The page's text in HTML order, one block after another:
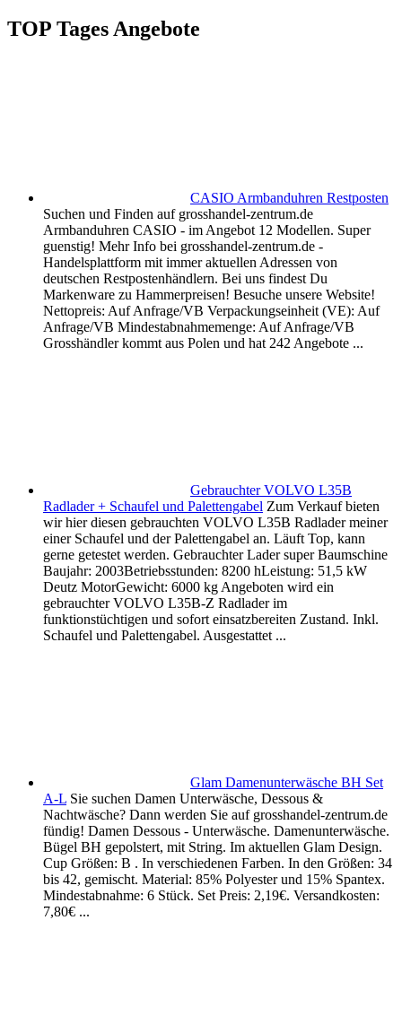
TOP Tages Angebote
CASIO Armbanduhren Restposten
Suchen und Finden auf grosshandel-zentrum.de
Armbanduhren CASIO - im Angebot 12 Modellen. Super
guenstig! Mehr Info bei grosshandel-zentrum.de -
Handelsplattform mit immer aktuellen Adressen von
deutschen Restpostenhändlern. Bei uns findest Du
Markenware zu Hammerpreisen! Besuche unsere Website!
Nettopreis: Auf Anfrage/VB Verpackungseinheit (VE): Auf
Anfrage/VB Mindestabnahmemenge: Auf Anfrage/VB
Grosshändler kommt aus Polen und hat 242 Angebote ...
Gebrauchter VOLVO L35B
Radlader + Schaufel und Palettengabel Zum Verkauf bieten
wir hier diesen gebrauchten VOLVO L35B Radlader meiner
einer Schaufel und der Palettengabel an. Läuft Top, kann
gerne getestet werden. Gebrauchter Lader super Baumschine
Baujahr: 2003Betriebsstunden: 8200 hLeistung: 51,5 kW
Deutz MotorGewicht: 6000 kg Angeboten wird ein
gebrauchter VOLVO L35B-Z Radlader im
funktionstüchtigen und sofort einsatzbereiten Zustand. Inkl.
Schaufel und Palettengabel. Ausgestattet ...
Glam Damenunterwäsche BH Set
A-L Sie suchen Damen Unterwäsche, Dessous &
Nachtwäsche? Dann werden Sie auf grosshandel-zentrum.de
fündig! Damen Dessous - Unterwäsche. Damenunterwäsche.
Bügel BH gepolstert, mit String. Im aktuellen Glam Design.
Cup Größen: B . In verschiedenen Farben. In den Größen: 34
bis 42, gemischt. Material: 85% Polyester und 15% Spantex.
Mindestabnahme: 6 Stück. Set Preis: 2,19€. Versandkosten:
7,80€ ...